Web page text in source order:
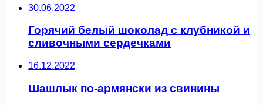
30.06.2022
Горячий белый шоколад с клубникой и
сливочными сердечками
16.12.2022
Шашлык по-армянски из свинины